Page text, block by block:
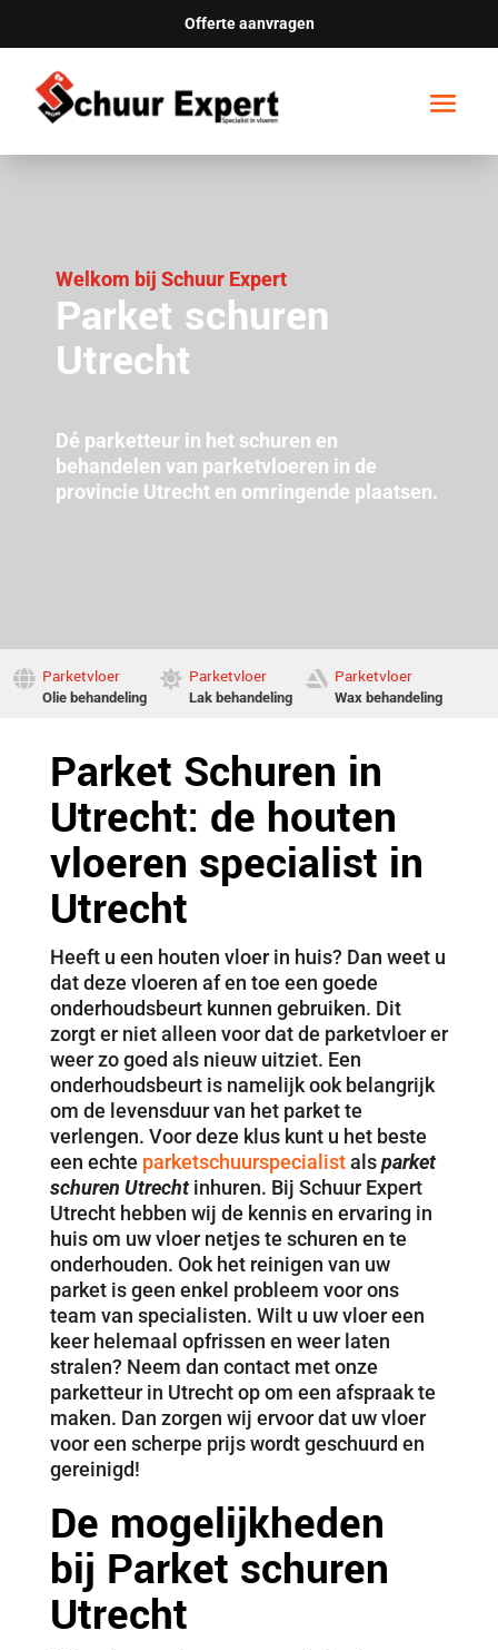
Offerte aanvragen
Welkom bij Schuur Expert
Parket schuren
Utrecht
Dé parketteur in het schuren en
behandelen van parketvloeren in de
provincie Utrecht en omringende plaatsen.
 Parketvloer
Olie behandeling
 Parketvloer
Lak behandeling
 Parketvloer
Wax behandeling
Parket Schuren in
Utrecht: de houten
vloeren specialist in
Utrecht
Heeft u een houten vloer in huis? Dan weet u
dat deze vloeren af en toe een goede
onderhoudsbeurt kunnen gebruiken. Dit
zorgt er niet alleen voor dat de parketvloer er
weer zo goed als nieuw uitziet. Een
onderhoudsbeurt is namelijk ook belangrijk
om de levensduur van het parket te
verlengen. Voor deze klus kunt u het beste
een echte parketschuurspecialistalsparket
schuren Utrechtinhuren. Bij Schuur Expert
Utrecht hebben wij de kennis en ervaring in
huis om uw vloer netjes te schuren en te
onderhouden. Ook het reinigen van uw
parket is geen enkel probleem voor ons
team van specialisten. Wilt u uw vloer een
keer helemaal opfrissen en weer laten
stralen? Neem dan contact met onze
parketteur in Utrecht op om een afspraak te
maken. Dan zorgen wij ervoor dat uw vloer
voor een scherpe prijs wordt geschuurd en
gereinigd!
De mogelijkheden
bij Parket schuren
Utrecht